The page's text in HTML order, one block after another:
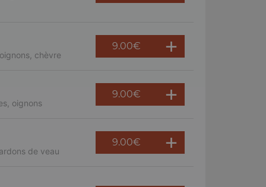
chèvre
9.00€
oignons
9.00€
de veau
9.00€